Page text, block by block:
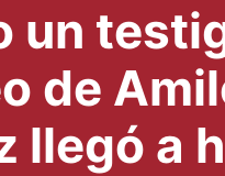
un
de
llegó a